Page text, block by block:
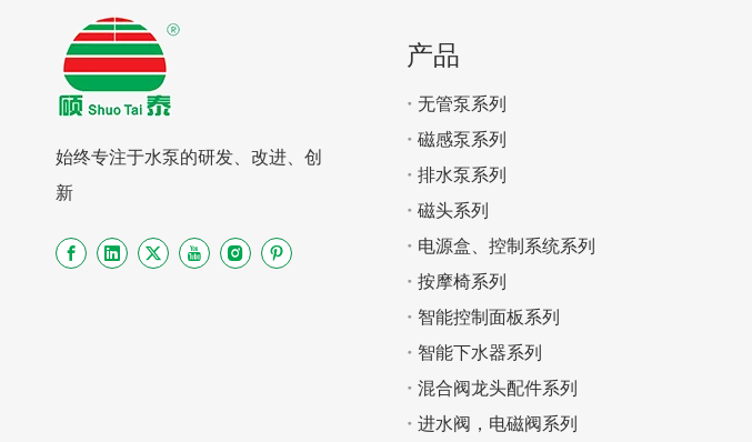
始终专注于水泵的研发、改进、创
新
产品
无管泵系列
磁感泵系列
排水泵系列
磁头系列
电源盒、控制系统系列
按摩椅系列
智能控制面板系列
智能下水器系列
混合阀龙头配件系列
进水阀，电磁阀系列